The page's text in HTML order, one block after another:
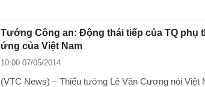
Tướng Công an: Động thái tiếp của TQ phụ
ứng của Việt Nam
10:00 07/05/2014
(VTC News) – Thiếu tướng Lê Văn Cương nói Việt